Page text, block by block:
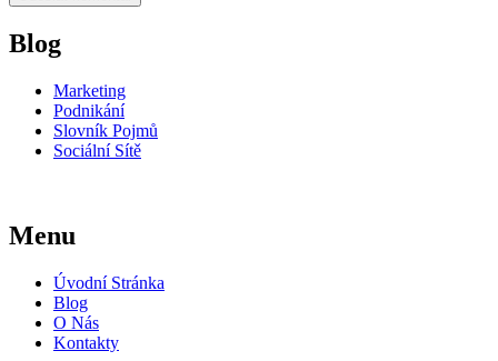
Blog
Marketing
Podnikání
Slovník Pojmů
Sociální Sítě
Menu
Úvodní Stránka
Blog
O Nás
Kontakty